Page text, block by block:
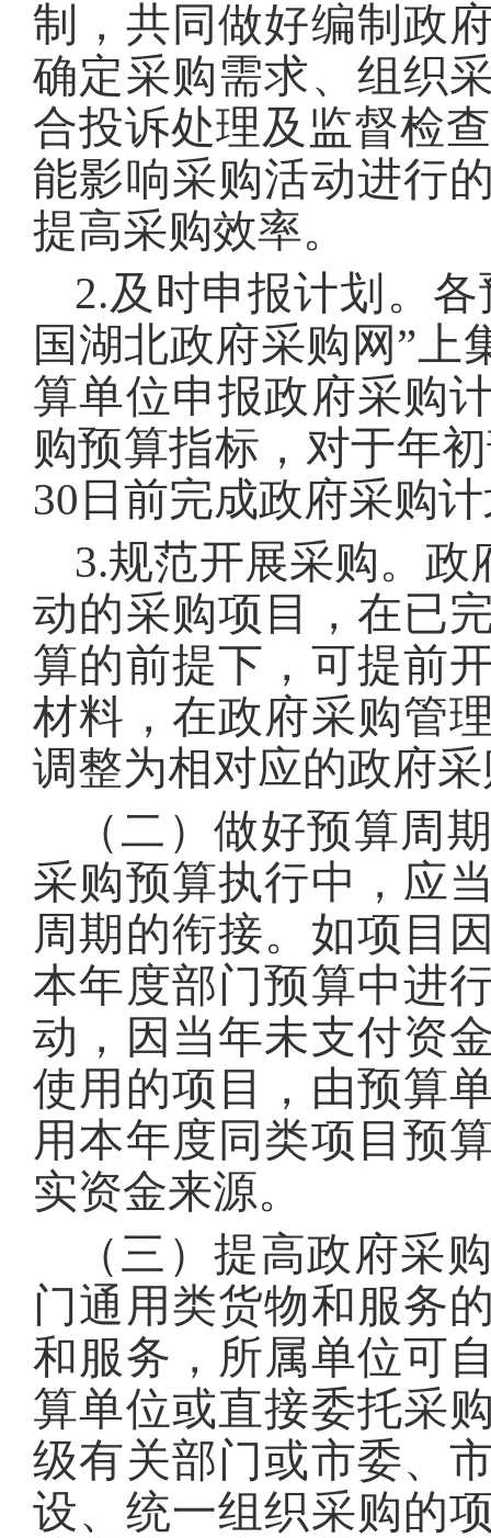
制，共同做好编制政
确定采购需求、组织
合投诉处理及监督检
能影响采购活动进行
提高采购效率。
2.及时申报计划。
国湖北政府采购网”上
算单位申报政府采购
购预算指标，对于年
30日前完成政府采购
3.规范开展采购。
动的采购项目，在已
算的前提下，可提前
材料，在政府采购管
调整为相对应的政府
（二）做好预算周
采购预算执行中，应
周期的衔接。如项目
本年度部门预算中进
动，因当年未支付资
使用的项目，由预算
用本年度同类项目预
实资金来源。
（三）提高政府采
门通用类货物和服务
和服务，所属单位可
算单位或直接委托采
级有关部门或市委、
设、统一组织采购的